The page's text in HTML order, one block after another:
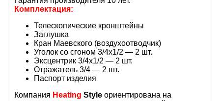
Комплектация:
Телескопические кронштейны
Заглушка
Кран Маевского (воздухоотводчик)
Уголок со сгоном 3/4x1/2 — 2 шт.
Эксцентрик 3/4x1/2 — 2 шт.
Отражатель 3/4 — 2 шт.
Паспорт изделия
Компания Heating Style ориентирована на